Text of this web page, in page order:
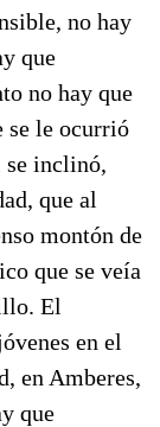
no hay
que
no hay que
se le ocurrió
se inclinó,
que al
montón de
que se veía
El
en el
en Amberes,
que